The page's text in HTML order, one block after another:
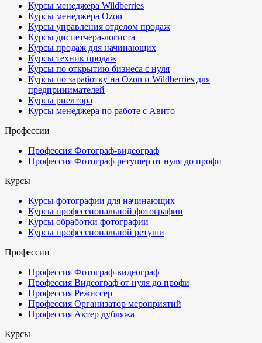
Курсы менеджера Wildberries
Курсы менеджера Ozon
Курсы управления отделом продаж
Курсы диспетчера-логиста
Курсы продаж для начинающих
Курсы техник продаж
Курсы по открытию бизнеса с нуля
Курсы по заработку на Ozon и Wildberries для
предпринимателей
Курсы риелтора
Курсы менеджера по работе с Авито
Профессии
Профессия Фотограф-видеограф
Профессия Фотограф-ретушер от нуля до профи
Курсы
Курсы фотографии для начинающих
Курсы профессиональной фотографии
Курсы обработки фотографии
Курсы профессиональной ретуши
Профессии
Профессия Фотограф-видеограф
Профессия Видеограф от нуля до профи
Профессия Режиссер
Профессия Организатор мероприятий
Профессия Актер дубляжа
Курсы